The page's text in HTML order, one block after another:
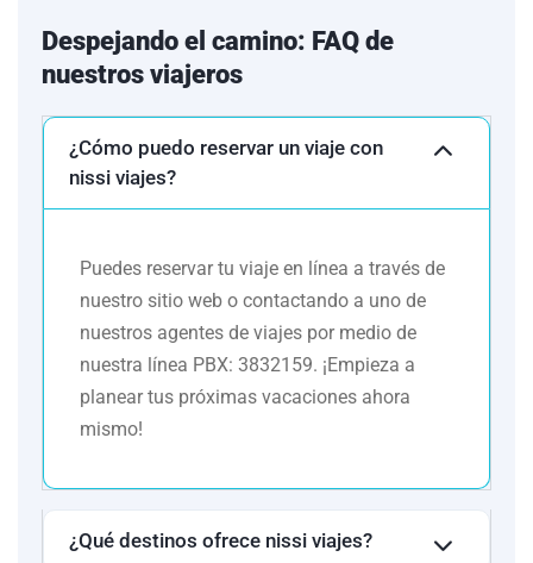
DES ANGLAIS
/
IBIS NICE
ROMA
GRAND
HOTEL
FLEMING /
EXEL
MONTEMARIO
HOTEL ROMA
Turista
Despejando el camino: FAQ de
nuestros viajeros
¿Cómo puedo reservar un viaje con
nissi viajes?
Puedes reservar tu viaje en línea a través de
nuestro sitio web o contactando a uno de
nuestros agentes de viajes por medio de
nuestra línea PBX: 3832159. ¡Empieza a
planear tus próximas vacaciones ahora
mismo!
¿Qué destinos ofrece nissi viajes?